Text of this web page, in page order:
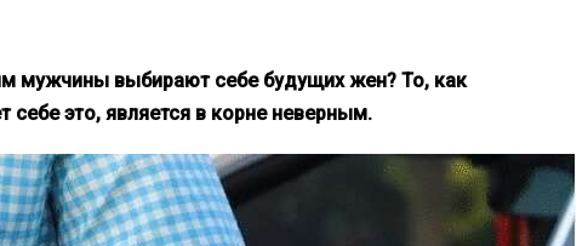
мужчины выбирают себе будущих жен? То, как
это, является в корне неверным.